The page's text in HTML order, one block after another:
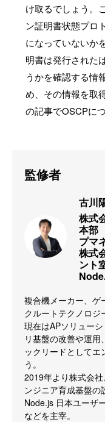
け取るでしょう。
ン証明書状態プロ
になっていないか
明書は発行された
うかを確認する情
め、その情報を取
の記事でOSCPに
監修者
古川
株式
本部
プマ
株式
ント
複合機メーカー、ゲ
クルートテクノロジ
現在はAPソリュー
リ基盤の改善や運
ックリードとしてエ
う。
2019年より株式会
ンジニア育成基盤の
Node.js 日本ユーザ
などを主宰。